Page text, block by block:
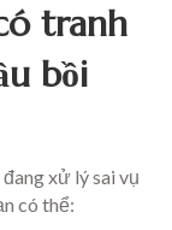
tranh
bồi
xử lý sai vụ
có thể: